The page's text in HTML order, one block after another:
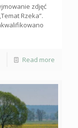
zdjęć
Rzeka”.
Read more